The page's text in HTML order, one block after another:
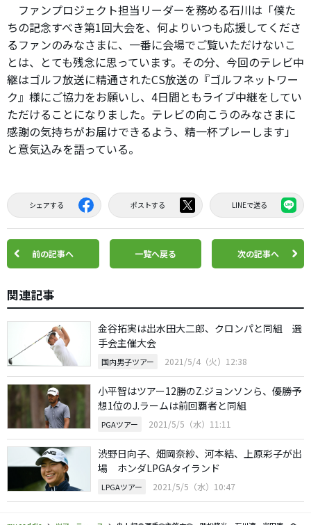
ファンプロジェクト担当リーダーを務める石川は「僕た
ちの記念すべき第1回大会を、何よりいつも応援してくださ
るファンのみなさまに、一番に会場でご覧いただけないこ
とは、とても残念に思っています。その分、今回のテレビ中
継はゴルフ放送に精通されたCS放送の『ゴルフネットワー
ク』様にご協力をお願いし、4日間ともライブ中継をしてい
ただけることになりました。テレビの向こうのみなさまに
感謝の気持ちがお届けできるよう、精一杯プレーします」
と意気込みを語っている。
シェアする ポストする LINEで送る
前の記事へ 一覧へ戻る 次の記事へ
関連記事
金谷拓実は出水田大二郎、クロンパと同組 選
手会主催大会
国内男子ツアー 2021/5/4（火）12:38
小平智はツアー12勝のZ.ジョンソンら、優勝予
想1位のJ.ラームは前回覇者と同組
PGAツアー 2021/5/5（水）11:11
渋野日向子、畑岡奈紗、河本結、上原彩子が出
場 ホンダLPGAタイランド
LPGAツアー 2021/5/5（水）10:47